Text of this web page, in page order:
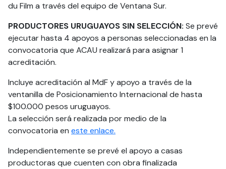
du Film a través del equipo de Ventana Sur.
PRODUCTORES URUGUAYOS SIN SELECCIÓN: Se prevé
ejecutar hasta 4 apoyos a personas seleccionadas en la
convocatoria que ACAU realizará para asignar 1
acreditación.
Incluye acreditación al MdF y apoyo a través de la
ventanilla de Posicionamiento Internacional de hasta
$100.000 pesos uruguayos.
La selección será realizada por medio de la
convocatoria en este enlace.
Independientemente se prevé el apoyo a casas
productoras que cuenten con obra finalizada